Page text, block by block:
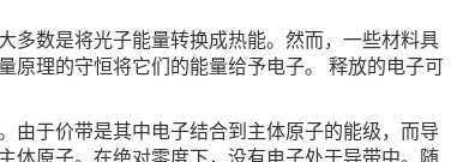
多数是将光子能量转换成热能。然而，一些材料具
原理的守恒将它们的能量给予电子。 释放的电子可
由于价带是其中电子结合到主体原子的能级，而导